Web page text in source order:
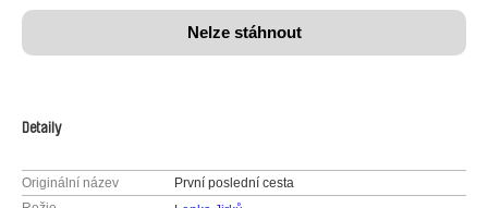
Nelze stáhnout
Detaily
Originální název
První poslední cesta